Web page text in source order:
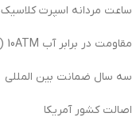
ساعت مردانه اسپرت کلاسیک
مقاومت در برابر آب 10ATM (100 متر)
سه سال ضمانت بین المللی
اصالت کشور آمریکا